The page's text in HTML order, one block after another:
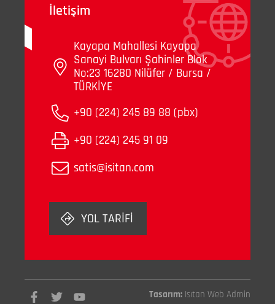
İletişim
Kayapa Mahallesi Kayapa
Sanayi Bulvarı Şahinler Blok
No:23 16280 Nilüfer / Bursa /
TÜRKİYE
+90 (224) 245 89 88 (pbx)
+90 (224) 245 91 09
satis@isitan.com
YOL TARİFİ
Tasarım: Isıtan Web Admin